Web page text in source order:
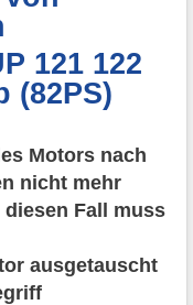
121 122
(82PS)
Motors nach
nicht mehr
Fall muss
ausgetauscht